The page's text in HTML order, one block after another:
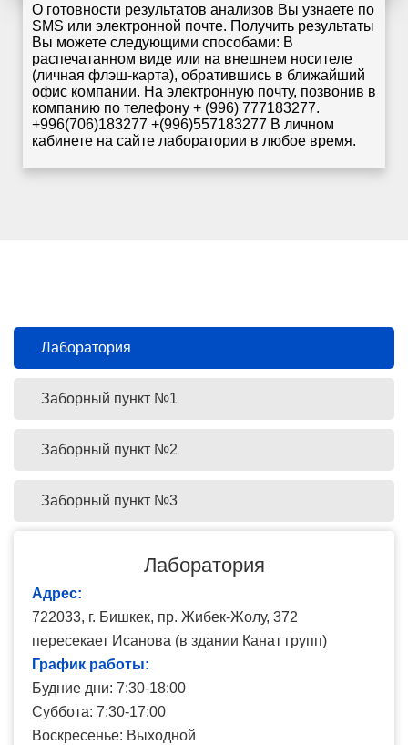
хранить информацию и гарантировать высокую
степень защиты персональных данных.
О готовности результатов анализов Вы узнаете по
SMS или электронной почте. Получить результаты
Вы можете следующими способами: В
распечатанном виде или на внешнем носителе
(личная флэш-карта), обратившись в ближайший
офис компании. На электронную почту, позвонив в
компанию по телефону + (996) 777183277.
+996(706)183277 +(996)557183277 В личном
кабинете на сайте лаборатории в любое время.
Лаборатория
Заборный пункт №1
Заборный пункт №2
Заборный пункт №3
Лаборатория
Адрес:
722033, г. Бишкек, пр. Жибек-Жолу, 372
пересекает Исанова (в здании Канат групп)
График работы:
Будние дни: 7:30-18:00
Суббота: 7:30-17:00
Воскресенье: Выходной